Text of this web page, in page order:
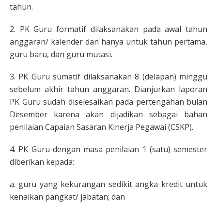
tahun.
2. PK Guru formatif dilaksanakan pada awal tahun
anggaran/ kalender dan hanya untuk tahun pertama,
guru baru, dan guru mutasi.
3. PK Guru sumatif dilaksanakan 8 (delapan) minggu
sebelum akhir tahun anggaran. Dianjurkan laporan
PK Guru sudah diselesaikan pada pertengahan bulan
Desember karena akan dijadikan sebagai bahan
penilaian Capaian Sasaran Kinerja Pegawai (CSKP).
4. PK Guru dengan masa penilaian 1 (satu) semester
diberikan kepada:
a. guru yang kekurangan sedikit angka kredit untuk
kenaikan pangkat/ jabatan; dan